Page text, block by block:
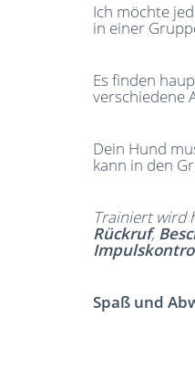
Ich möchte
in einer
Es finden
verschiedene
Dein Hund
kann in den
Trainiert wird
Rückruf,
Spaß und